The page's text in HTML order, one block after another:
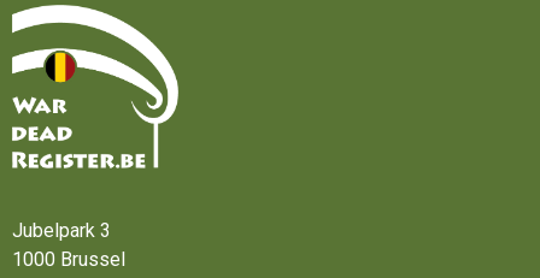
Jubelpark 3
1000 Brussel